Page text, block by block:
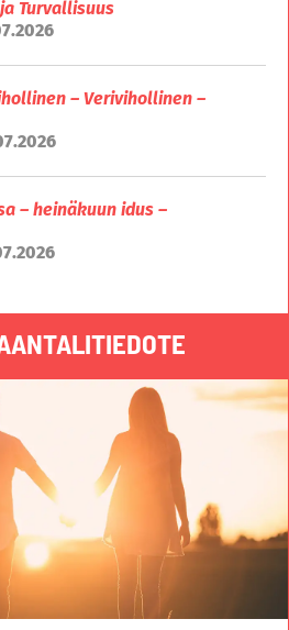
Turvallisuus
– Verivihollinen –
– heinäkuun idus –